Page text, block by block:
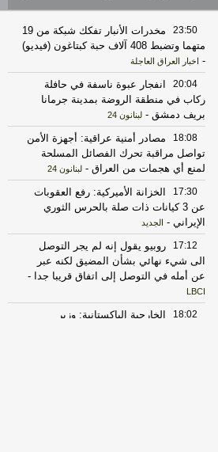
23:50
مخدرات الأنبار تفكك شبكة من 19
متهما وتضبط 408 آلاف حبة كبتاغون (فيديو)
-
اخبار العراق العاجلة
20:04
انفجار عبوة ناسفة في حافلة
ركاب في منطقة الروضة بمدينة جرمانا
بريف دمشق - لبنانون 24
18:08
مصادر أمنية عراقية: أجهزة الأمن
تواصل مراقبة تحرك الفصائل المسلحة
لمنع أي هجمات من العراق - لبنانون 24
17:30
الخزانة الأميركية: رفع العقوبات
عن 3 كيانات ذات صلة بالحرس الثوري
الإيراني - الجديد
17:12
روبيو يقول إنه لم يجر التوصل
الى شيء نهائي بشأن المضيق لكنه عبر
عن أمله في التوصل إلى اتفاق قريبا جدا -
LBCI
18:02
الخارجية الباكستانية: وزير